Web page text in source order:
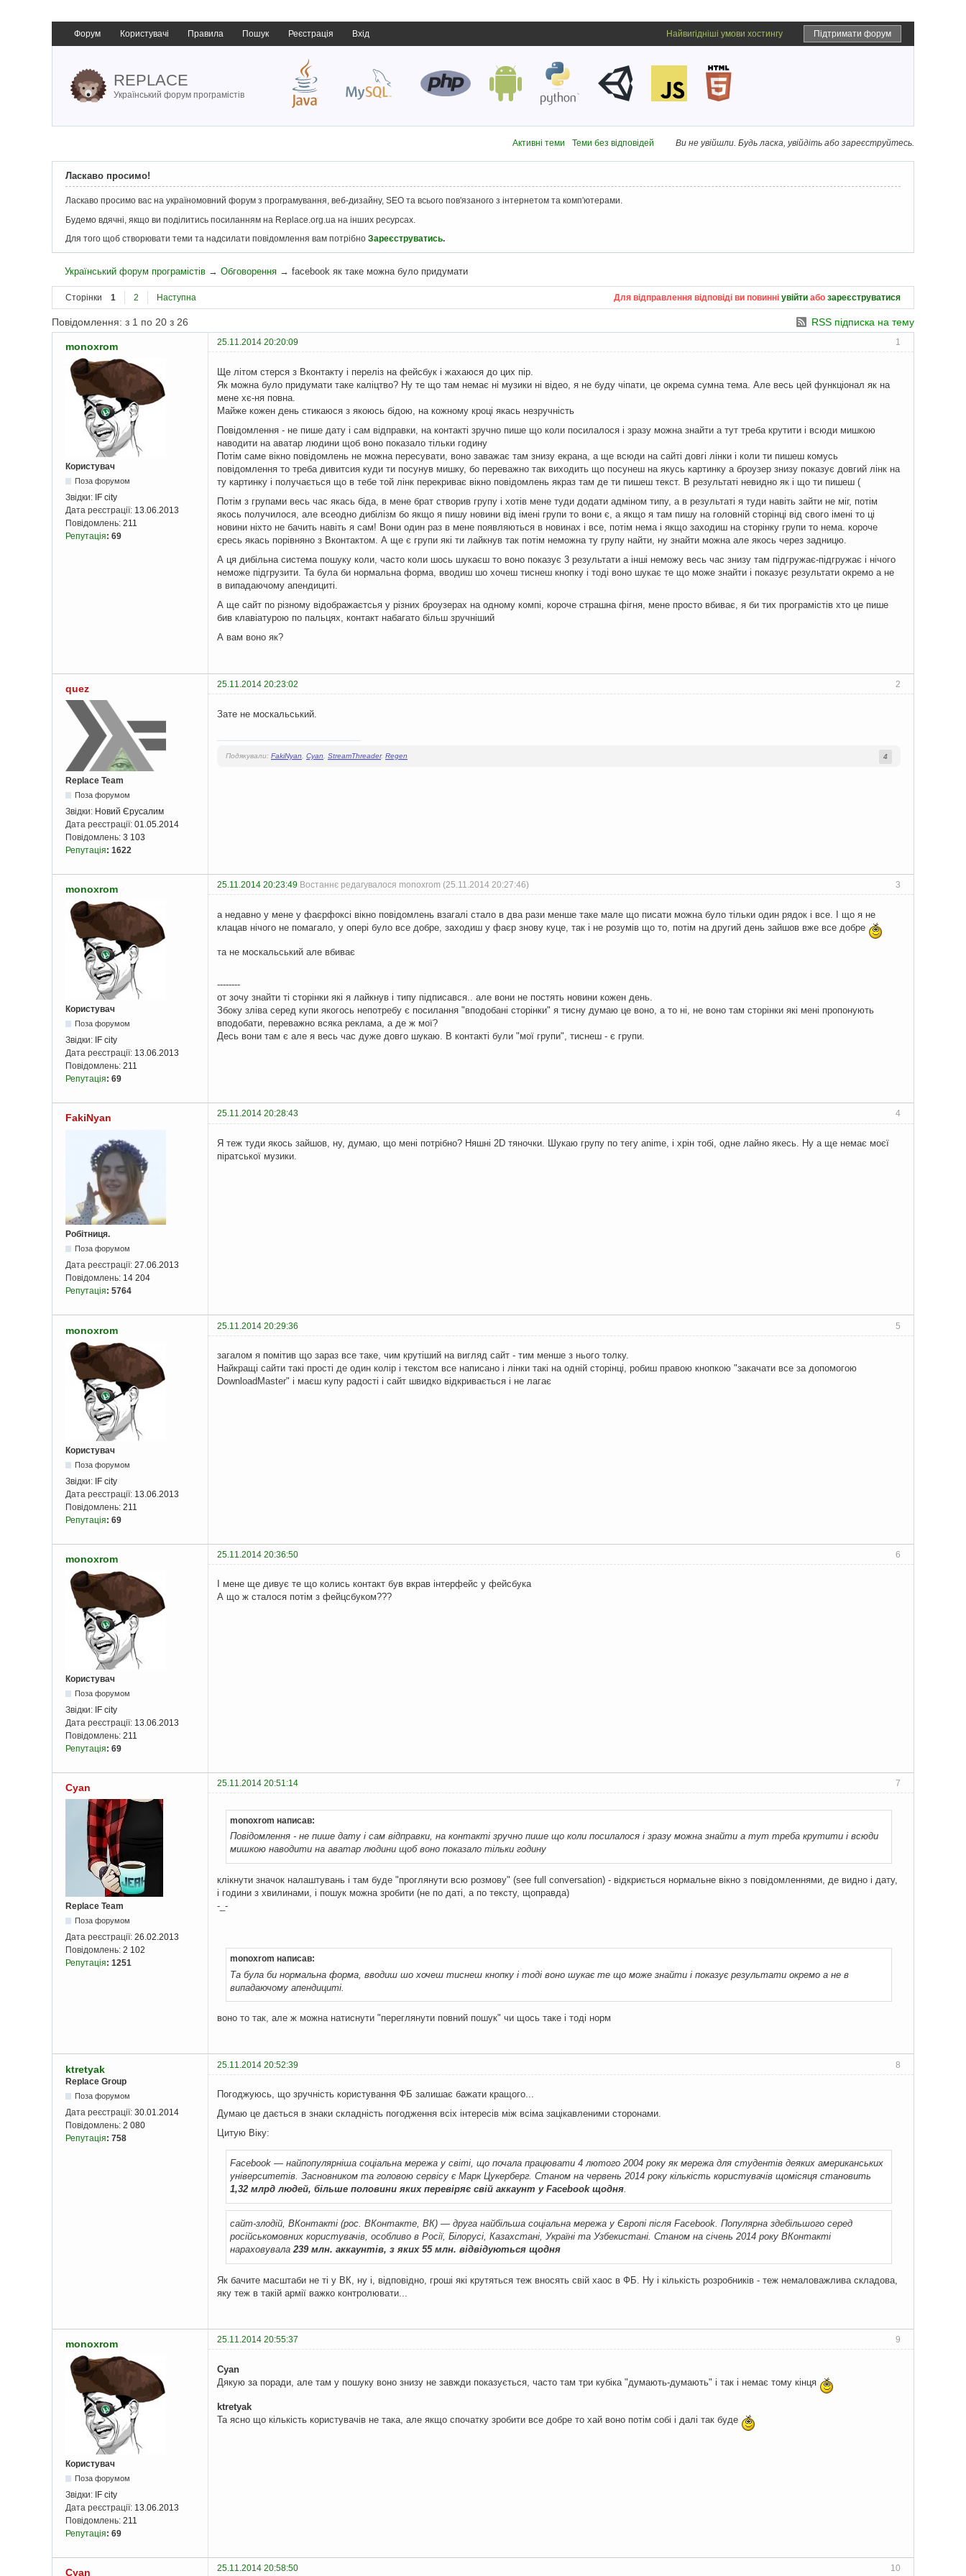
Форум Користувачі Правила Пошук Реєстрація Вхід Підтримати форум
Найвигідніші умови хостингу
REPLACE
Український форум програмістів
Ви не увійшли. Будь ласка, увійдіть або зареєструйтесь.
Активні теми Теми без відповідей
Ласкаво просимо!
Ласкаво просимо вас на україномовний форум з програмування, веб-дизайну, SEO та всього пов'язаного з інтернетом та комп'ютерами.
Будемо вдячні, якщо ви поділитись посиланням на Replace.org.ua на інших ресурсах.
Для того щоб створювати теми та надсилати повідомлення вам потрібно Зареєструватись.
Український форум програмістів →Обговорення →facebook як таке можна було придумати
Сторінки 1 2 Наступна Для відправлення відповіді ви повинні увійти або зареєструватися
RSS підписка на тему
Повідомлення: з 1 по 20 з 26
1
monoxrom 25.11.2014 20:20:09
Користувач
Поза форумом
Звідки: IF city
Дата реєстрації: 13.06.2013
Повідомлень: 211
Репутація: 69
Ще літом стерся з Вконтакту і переліз на фейсбук і жахаюся до цих пір.
Як можна було придумати таке каліцтво? Ну те що там немає ні музики ні відео, я не буду чіпати, це окрема сумна тема. Але весь цей функціонал як на
мене хє-ня повна.
Майже кожен день стикаюся з якоюсь бідою, на кожному кроці якась незручність
Повідомлення - не пише дату і сам відправки, на контакті зручно пише що коли посилалося і зразу можна знайти а тут треба крутити і всюди мишкою
наводити на аватар людини щоб воно показало тільки годину
Потім саме вікно повідомлень не можна пересувати, воно заважає там знизу екрана, а ще всюди на сайті довгі лінки і коли ти пишеш комусь
повідомлення то треба дивитсия куди ти посунув мишку, бо переважно так виходить що посунеш на якусь картинку а броузер знизу показує довгий лінк на
ту картинку і получається що в тебе той лінк перекриває вікно повідомлень якраз там де ти пишеш текст. В результаті невидно як і що ти пишеш (
Потім з групами весь час якась біда, в мене брат створив групу і хотів мене туди додати адміном типу, а в результаті я туди навіть зайти не міг, потім
якось получилося, але всеодно дибілізм бо якщо я пишу новини від імені групи то вони є, а якщо я там пишу на головній сторінці від свого імені то ці
новини ніхто не бачить навіть я сам! Вони один раз в мене появляються в новинах і все, потім нема і якщо заходиш на сторінку групи то нема. короче
єресь якась порівняно з Вконтактом. А ще є групи які ти лайкнув так потім неможна ту групу найти, ну знайти можна але якось через задницю.
А ця дибільна система пошуку коли, часто коли шось шукаєш то воно показує 3 результати а інші неможу весь час знизу там підгружає-підгружає і нічого
неможе підгрузити. Та була би нормальна форма, вводиш шо хочеш тиснеш кнопку і тоді воно шукає те що може знайти і показує результати окремо а не
в випадаючому апендициті.
А ще сайт по різному відображаєтсья у різних броузерах на одному компі, короче страшна фігня, мене просто вбиває, я би тих програмістів хто це пише
бив клавіатурою по пальцях, контакт набагато більш зручніший
А вам воно як?
2
quez 25.11.2014 20:23:02
Replace Team
Поза форумом
Звідки: Новий Єрусалим
Дата реєстрації: 01.05.2014
Повідомлень: 3 103
Репутація: 1622
Зате не москальський.
Подякували: FakiNyan Cyan StreamThreader, Regen 4
3
monoxrom 25.11.2014 20:23:49 Востаннє редагувалося monoxrom (25.11.2014 20:27:46)
Користувач
Поза форумом
Звідки: IF city
Дата реєстрації: 13.06.2013
Повідомлень: 211
Репутація: 69
а недавно у мене у фаєрфоксі вікно повідомлень взагалі стало в два рази менше таке мале що писати можна було тільки один рядок і все. І що я не
клацав нічого не помагало, у опері було все добре, заходиш у фаєр знову куце, так і не розумів що то, потім на другий день зайшов вже все добре
та не москальський але вбиває
--------
от зочу знайти ті сторінки які я лайкнув і типу підписався.. але вони не постять новини кожен день.
Збоку зліва серед купи якогось непотребу є посилання "вподобані сторінки" я тисну думаю це воно, а то ні, не воно там сторінки які мені пропонують
вподобати, переважно всяка реклама, а де ж мої?
Десь вони там є але я весь час дуже довго шукаю. В контакті були "мої групи", тиснеш - є групи.
4
FakiNyan 25.11.2014 20:28:43
Робітниця.
Поза форумом
Дата реєстрації: 27.06.2013
Повідомлень: 14 204
Репутація: 5764
Я теж туди якось зайшов, ну, думаю, що мені потрібно? Няшні 2D тяночки. Шукаю групу по тегу anime, і хрін тобі, одне лайно якесь. Ну а ще немає моєї
піратської музики.
5
monoxrom 25.11.2014 20:29:36
Користувач
Поза форумом
Звідки: IF city
Дата реєстрації: 13.06.2013
Повідомлень: 211
Репутація: 69
загалом я помітив що зараз все таке, чим крутіший на вигляд сайт - тим менше з нього толку.
Найкращі сайти такі прості де один колір і текстом все написано і лінки такі на одній сторінці, робиш правою кнопкою "закачати все за допомогою
DownloadMaster" і маєш купу радості і сайт швидко відкривається і не лагає
6
monoxrom 25.11.2014 20:36:50
Користувач
Поза форумом
Звідки: IF city
Дата реєстрації: 13.06.2013
Повідомлень: 211
Репутація: 69
І мене ще дивує те що колись контакт був вкрав інтерфейс у фейсбука
А що ж сталося потім з фейцсбуком???
7
Cyan 25.11.2014 20:51:14
Replace Team
Поза форумом
Дата реєстрації: 26.02.2013
Повідомлень: 2 102
Репутація: 1251
monoxrom написав:
Повідомлення - не пише дату і сам відправки, на контакті зручно пише що коли посилалося і зразу можна знайти а тут треба крутити і всюди
мишкою наводити на аватар людини щоб воно показало тільки годину
клікнути значок налаштувань і там буде "проглянути всю розмову" (see full conversation) - відкриється нормальне вікно з повідомленнями, де видно і дату,
і години з хвилинами, і пошук можна зробити (не по даті, а по тексту, щоправда)
-_-
monoxrom написав:
Та була би нормальна форма, вводиш шо хочеш тиснеш кнопку і тоді воно шукає те що може знайти і показує результати окремо а не в
випадаючому апендициті.
воно то так, але ж можна натиснути "переглянути повний пошук" чи щось таке і тоді норм
8
ktretyak
25.11.2014 20:52:39
Replace Group
Поза форумом
Дата реєстрації: 30.01.2014
Повідомлень: 2 080
Репутація: 758
Погоджуюсь, що зручність користування ФБ залишає бажати кращого...
Думаю це дається в знаки складність погодження всіх інтересів між всіма зацікавленими сторонами.
Цитую Віку:
Facebook — найпопулярніша соціальна мережа у світі, що почала працювати 4 лютого 2004 року як мережа для студентів деяких американських
університетів. Засновником та головою сервісу є Марк Цукерберг. Станом на червень 2014 року кількість користувачів щомісяця становить
1,32 млрд людей, більше половини яких перевіряє свій аккаунт у Facebook щодня.
сайт-злодій, ВКонтакті (рос. ВКонтакте, ВК) — друга найбільша соціальна мережа у Європі після Facebook. Популярна здебільшого серед
російськомовних користувачів, особливо в Росії, Білорусі, Казахстані, Україні та Узбекистані. Станом на січень 2014 року ВКонтакті
нараховувала239 млн. аккаунтів, з яких 55 млн. відвідуються щодня
Як бачите масштаби не ті у ВК, ну і, відповідно, гроші які крутяться теж вносять свій хаос в ФБ. Ну і кількість розробників - теж немаловажлива складова,
яку теж в такій армії важко контролювати...
9
monoxrom 25.11.2014 20:55:37
Користувач
Поза форумом
Звідки: IF city
Дата реєстрації: 13.06.2013
Повідомлень: 211
Репутація: 69
Cyan
Дякую за поради, але там у пошуку воно знизу не завжди показується, часто там три кубіка "думають-думають" і так і немає тому кінця
ktretyak
Та ясно що кількість користувачів не така, але якщо спочатку зробити все добре то хай воно потім собі і далі так буде
10
Cyan 25.11.2014 20:58:50